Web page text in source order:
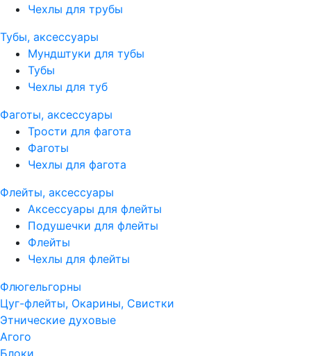
Чехлы для трубы
Тубы, аксессуары
Мундштуки для тубы
Тубы
Чехлы для туб
Фаготы, аксессуары
Трости для фагота
Фаготы
Чехлы для фагота
Флейты, аксессуары
Аксессуары для флейты
Подушечки для флейты
Флейты
Чехлы для флейты
Флюгельгорны
Цуг-флейты, Окарины, Свистки
Этнические духовые
Агого
Блоки